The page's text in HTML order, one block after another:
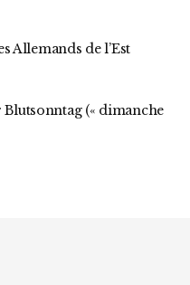
Allemands de l’Est
Blutsonntag (« dimanche